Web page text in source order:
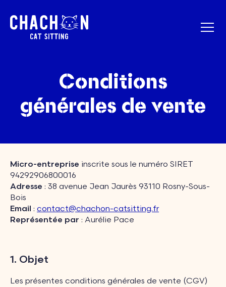
Conditions
générales de vente
Micro-entreprise inscrite sous le numéro SIRET
94292906800016
Adresse : 38 avenue Jean Jaurès 93110 Rosny-Sous-
Bois
Email : contact@chachon-catsitting.fr
Représentée par : Aurélie Pace
1. Objet
Les présentes conditions générales de vente (CGV)